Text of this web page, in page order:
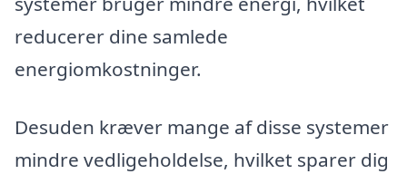
reducerer dine samlede
energiomkostninger.
Desuden kræver mange af disse systemer
mindre vedligeholdelse, hvilket sparer dig